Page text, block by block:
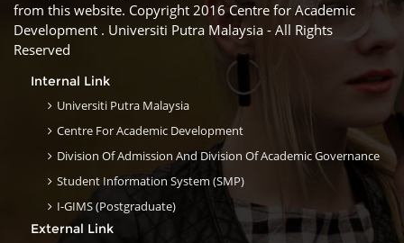
from this website. Copyright 2016 Centre for Academic
Development . Universiti Putra Malaysia - All Rights
Reserved
Internal Link
Universiti Putra Malaysia
Centre For Academic Development
Division Of Admission And Division Of Academic Governance
Student Information System (SMP)
I-GIMS (Postgraduate)
External Link